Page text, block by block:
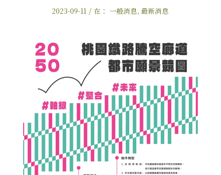
2023-09-11 / 在：一般消息,最新消息